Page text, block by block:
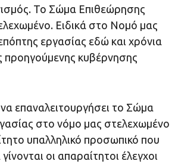
Το Σώμα Επιθεώρησης
Ειδικά στο Νομό μας
εργασίας εδώ και χρόνια
προηγούμενης κυβέρνησης
επαναλειτουργήσει το Σώμα
στο νόμο μας στελεχωμένο
υπαλληλικό προσωπικό που
οι απαραίτητοι έλεγχοι